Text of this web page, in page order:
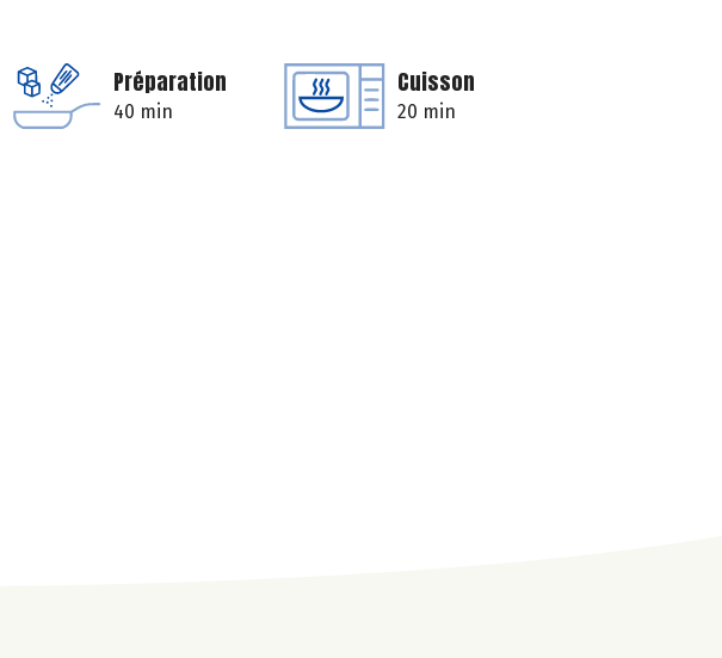
Préparation
40 min
Cuisson
20 min